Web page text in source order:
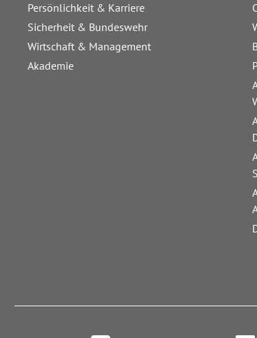
Persönlichkeit & Karriere
Sicherheit & Bundeswehr
Wirtschaft & Management
Akademie